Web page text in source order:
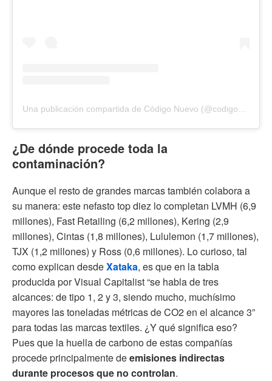
¿De dónde procede toda la
contaminación?
Aunque el resto de grandes marcas también colabora a
su manera: este nefasto top diez lo completan LVMH (6,9
millones), Fast Retailing (6,2 millones), Kering (2,9
millones), Cintas (1,8 millones), Lululemon (1,7 millones),
TJX (1,2 millones) y Ross (0,6 millones). Lo curioso, tal
como explican desdeXataka, es que en la tabla
producida por Visual Capitalist “se habla de tres
alcances: de tipo 1, 2 y 3, siendo mucho, muchísimo
mayores las toneladas métricas de CO2 en el alcance 3”
para todas las marcas textiles. ¿Y qué significa eso?
Pues que la huella de carbono de estas compañías
procede principalmente deemisiones indirectas
durante procesos que no controlan.